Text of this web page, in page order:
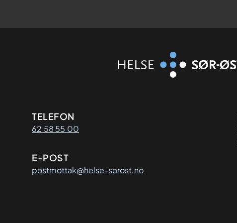
Kontaktinformasjon
TELEFON
62 58 55 00
E-POST
postmottak@helse-sorost.no